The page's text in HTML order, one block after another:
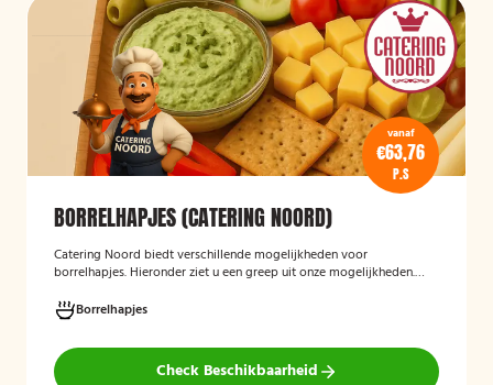
vanaf
€63,76
P.S
BORRELHAPJES (CATERING NOORD)
Catering Noord biedt verschillende mogelijkheden voor
borrelhapjes. Hieronder ziet u een greep uit onze mogelijkheden.
recepties of een andere gelegenheid.
Borrelhapjes
Check Beschikbaarheid